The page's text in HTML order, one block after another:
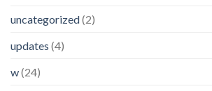
uncategorized(2)
updates (4)
w(24)